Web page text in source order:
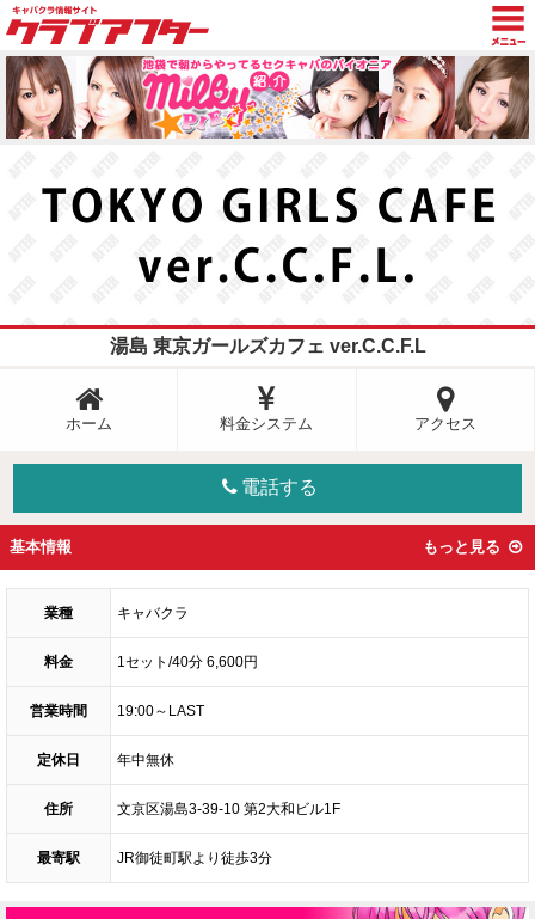
TOP
トピックス
新着情報
キャスト日記
湯島 東京ガールズカフェ ver.C.C.F.L
ホーム 料金システム アクセス
電話する
基本情報 もっと見る
業種 キャバクラ
料金 1セット/40分 6,600円
営業時間 19:00～LAST
定休日 年中無休
住所 文京区湯島3-39-10 第2大和ビル1F
最寄駅 JR御徒町駅より徒歩3分